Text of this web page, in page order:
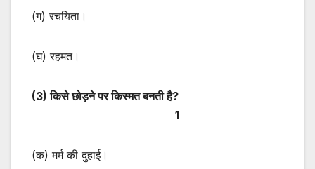
(ग) रचयिता।
(घ) रहमत।
(3) किसे छोड़ने पर किस्मत बनती है?
1
(क) मर्म की दुहाई।